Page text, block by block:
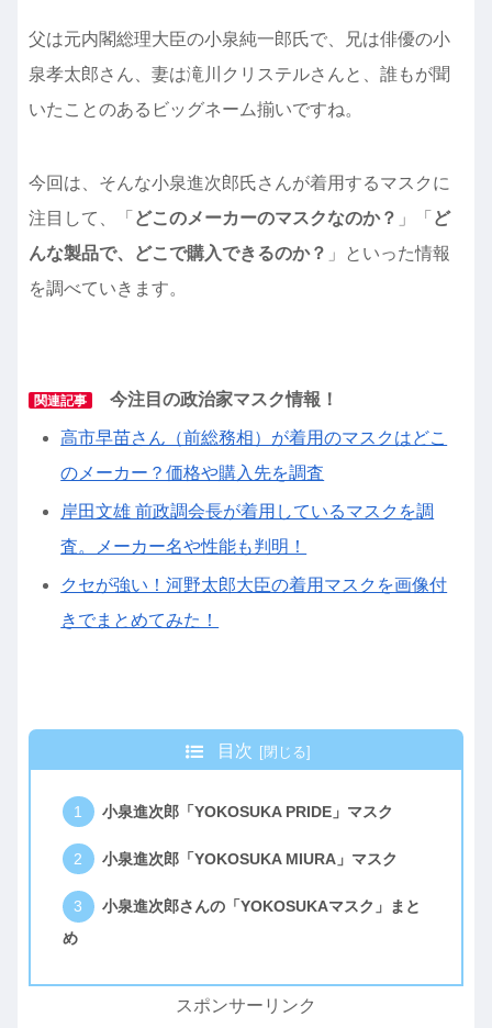
父は元内閣総理大臣の小泉純一郎氏で、兄は俳優の小
泉孝太郎さん、妻は滝川クリステルさんと、誰もが聞
いたことのあるビッグネーム揃いですね。
今回は、そんな小泉進次郎氏さんが着用するマスクに
注目して、「 どこのメーカーのマスクなのか？ 」「 ど
んな製品で、どこで購入できるのか？ 」といった情報
を調べていきます。
関連記事 今注目の政治家マスク情報！
高市早苗さん（前総務相）が着用のマスクはどこ
のメーカー？価格や購入先を調査
岸田文雄 前政調会長が着用しているマスクを調
査。メーカー名や性能も判明！
クセが強い！河野太郎大臣の着用マスクを画像付
きでまとめてみた！
目次
小泉進次郎「YOKOSUKA PRIDE」マスク
小泉進次郎「YOKOSUKA MIURA」マスク
小泉進次郎さんの「YOKOSUKAマスク」まと
め
スポンサーリンク